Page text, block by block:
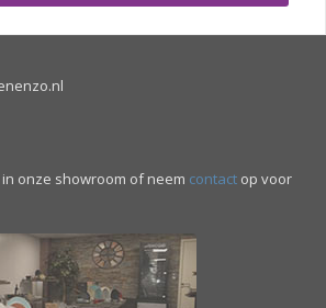
onze showroom of neem contact op voor